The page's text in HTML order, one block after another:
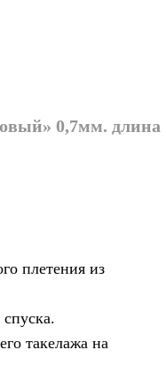
0,7мм. длина
плетения из
такелажа на